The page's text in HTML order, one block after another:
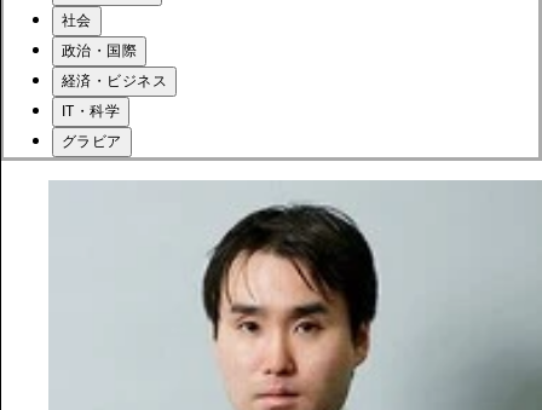
社会
政治・国際
経済・ビジネス
IT・科学
グラビア